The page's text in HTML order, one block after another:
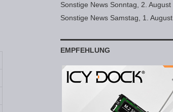
Sonstige News Sonntag, 2. August
Sonstige News Samstag, 1. August
EMPFEHLUNG